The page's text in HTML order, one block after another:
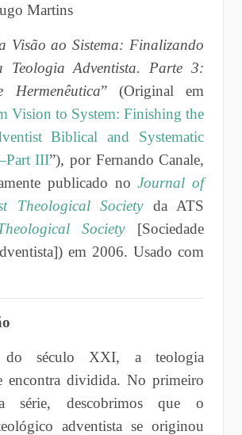
Martins
Visão ao Sistema: Finalizando
Teologia Adventista. Parte 3:
Hermenêutica” (Original em
Vision to System: Finishing the
Biblical and Systematic
III”), por Fernando Canale,
publicado noJournal of
Theological Societyda ATS
Society[Sociedade
em 2006. Usado com
século XXI, a teologia
encontra dividida. No primeiro
série, descobrimos que o
adventista se originou